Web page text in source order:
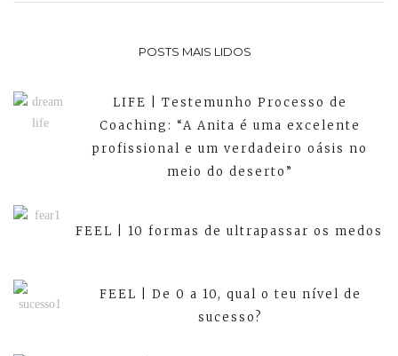
POSTS MAIS LIDOS
LIFE | Testemunho Processo de
Coaching: “A Anita é uma excelente
profissional e um verdadeiro oásis no
meio do deserto”
FEEL | 10 formas de ultrapassar os medos
FEEL | De 0 a 10, qual o teu nível de
sucesso?